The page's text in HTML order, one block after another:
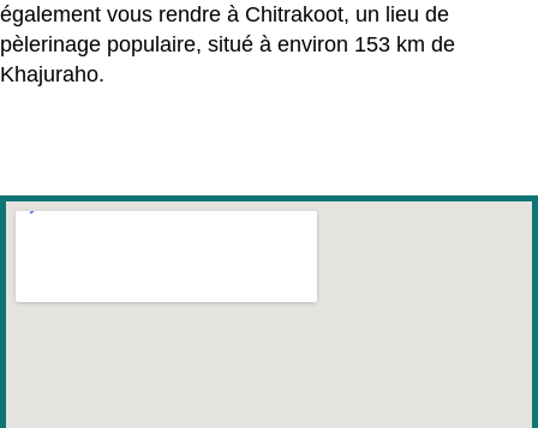
également vous rendre à Chitrakoot, un lieu de
pèlerinage populaire, situé à environ 153 km de
Khajuraho.